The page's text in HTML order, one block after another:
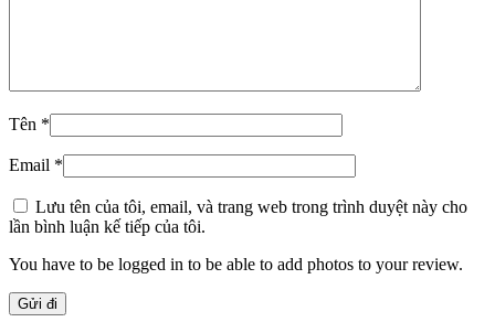
Tên *
Email *
Lưu tên của tôi, email, và trang web trong trình duyệt này cho
lần bình luận kế tiếp của tôi.
You have to be logged in to be able to add photos to your review.